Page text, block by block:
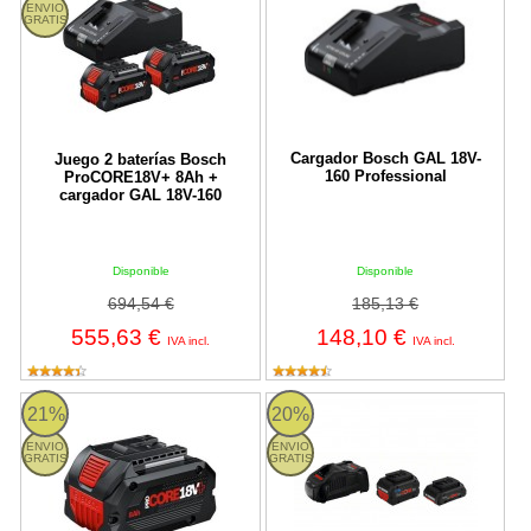
ENVIO
GRATIS
Juego 2 baterías Bosch
ProCORE18V+ 8Ah +
cargador GAL 18V-160
Disponible
694,54 €
555,63 € IVA incl.
Cargador Bosch GAL 18V-
160 Professional
Disponible
185,13 €
148,10 € IVA incl.
21%
ENVIO
GRATIS
Batería Bosch ProCORE18V+ 8Ah Professional
20%
ENVIO
GRATIS
Juego 2 baterías Bosch